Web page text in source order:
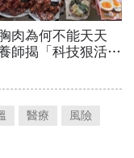
醫療
風險